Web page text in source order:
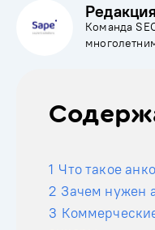
Команда
1 Что такое
2 Зачем нужен
3